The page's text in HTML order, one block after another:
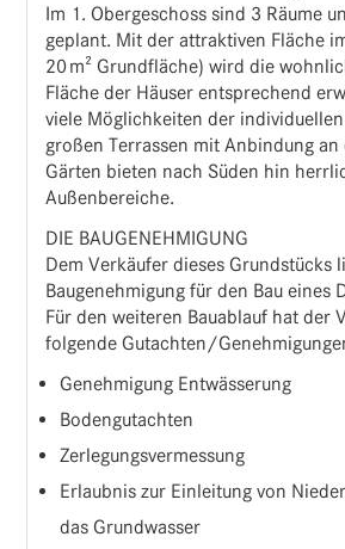
Im 1. Obergeschoss sind 3 Räume
geplant. Mit der attraktiven Fläche
20 m² Grundfläche) wird die
Fläche der Häuser entsprechend
viele Möglichkeiten der
großen Terrassen mit Anbindung an
Gärten bieten nach Süden hin
Außenbereiche.
DIE BAUGENEHMIGUNG
Dem Verkäufer dieses Grundstücks
Baugenehmigung für den Bau eines
Für den weiteren Bauablauf hat der
folgende Gutachten/
Genehmigung Entwässerung
Bodengutachten
Zerlegungsvermessung
Erlaubnis zur Einleitung von
das Grundwasser